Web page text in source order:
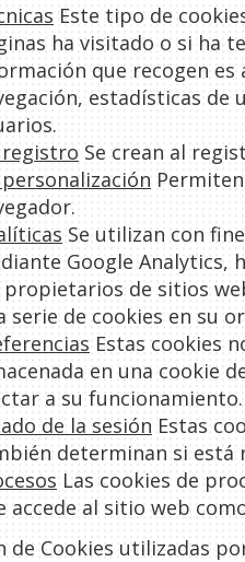
Este tipo de
ha visitado o si ha
que recogen
estadísticas de
registro Se crean al
personalización
Se utilizan con
Google
propietarios de sitios
serie de cookies en su
Estas cookies
en una cookie
a su funcionamiento.
de la sesión Estas
determinan si está
Las cookies de
accede al sitio web
de Cookies utilizadas